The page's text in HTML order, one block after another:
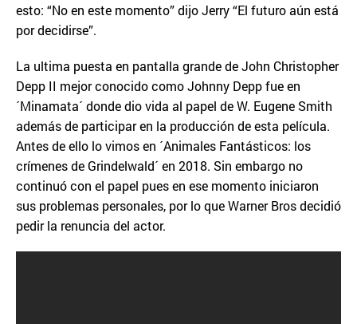
esto: “No en este momento” dijo Jerry “El futuro aún está
por decidirse”.
La ultima puesta en pantalla grande de John Christopher
Depp II mejor conocido como Johnny Depp fue en
´Minamata´ donde dio vida al papel de W. Eugene Smith
además de participar en la producción de esta película.
Antes de ello lo vimos en ´Animales Fantásticos: los
crímenes de Grindelwald´ en 2018. Sin embargo no
continuó con el papel pues en ese momento iniciaron
sus problemas personales, por lo que Warner Bros decidió
pedir la renuncia del actor.